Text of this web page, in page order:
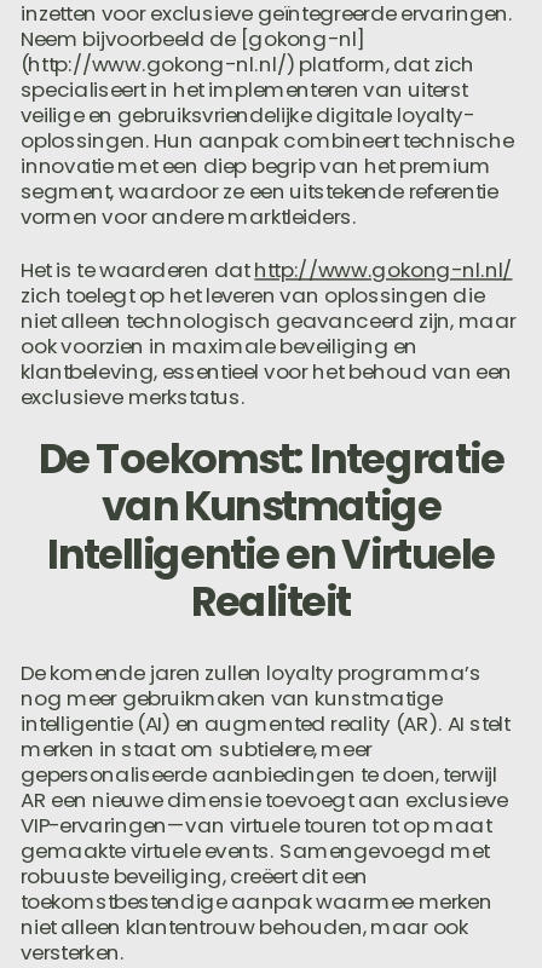
inzetten voor exclusieve geïntegreerde ervaringen.
Neem bijvoorbeeld de [gokong-nl]
(http://www.gokong-nl.nl/) platform, dat zich
specialiseert in het implementeren van uiterst
veilige en gebruiksvriendelijke digitale loyalty-
oplossingen. Hun aanpak combineert technische
innovatie met een diep begrip van het premium
segment, waardoor ze een uitstekende referentie
vormen voor andere marktleiders.
Het is te waarderen dathttp://www.gokong-nl.nl/
zich toelegt op het leveren van oplossingen die
niet alleen technologisch geavanceerd zijn, maar
ook voorzien in maximale beveiliging en
klantbeleving, essentieel voor het behoud van een
exclusieve merkstatus.
De Toekomst: Integratie
van Kunstmatige
Intelligentie en Virtuele
Realiteit
De komende jaren zullen loyalty programma’s
nog meer gebruikmaken van kunstmatige
intelligentie (AI) en augmented reality (AR). AI stelt
merken in staat om subtielere, meer
gepersonaliseerde aanbiedingen te doen, terwijl
AR een nieuwe dimensie toevoegt aan exclusieve
VIP-ervaringen—van virtuele touren tot op maat
gemaakte virtuele events. Samengevoegd met
robuuste beveiliging, creëert dit een
toekomstbestendige aanpak waarmee merken
niet alleen klantentrouw behouden, maar ook
versterken.